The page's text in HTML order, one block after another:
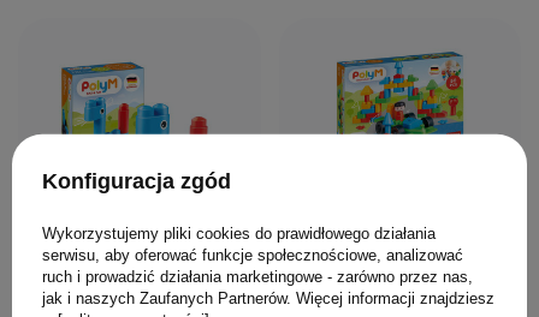
0/5 0/5
Konfiguracja zgód
Wykorzystujemy pliki cookies do prawidłowego działania
serwisu, aby oferować funkcje społecznościowe, analizować
ruch i prowadzić działania marketingowe - zarówno przez nas,
jak i naszych Zaufanych Partnerów. Więcej informacji znajdziesz